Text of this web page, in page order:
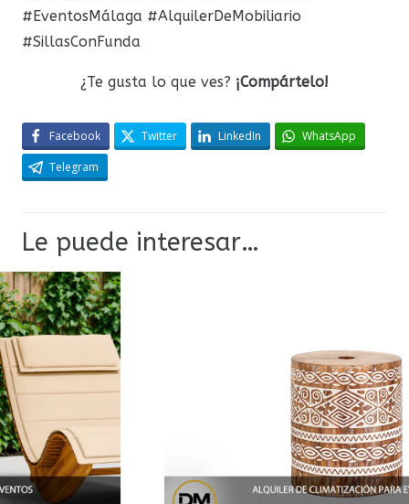
#EventosMálaga #AlquilerDeMobiliario
#SillasConFunda
¿Te gusta lo que ves? ¡Compártelo!
Facebook Twitter LinkedIn
WhatsApp
Telegram
Le puede interesar…